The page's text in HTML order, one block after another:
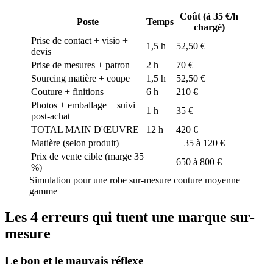
Poste Temps
Coût (à 35 €/h
chargé)
Prise de contact + visio +
devis
1,5 h
52,50 €
Prise de mesures + patron
2 h
70 €
Sourcing matière + coupe
1,5 h
52,50 €
Couture + finitions
6 h
210 €
Photos + emballage + suivi
post-achat
1 h
35 €
TOTAL MAIN D'ŒUVRE
12 h
420 €
Matière (selon produit)
—
+ 35 à 120 €
Prix de vente cible (marge 35
%)
—
650 à 800 €
Simulation pour une robe sur-mesure couture moyenne
gamme
Les 4 erreurs qui tuent une marque sur-
mesure
Le bon et le mauvais réflexe